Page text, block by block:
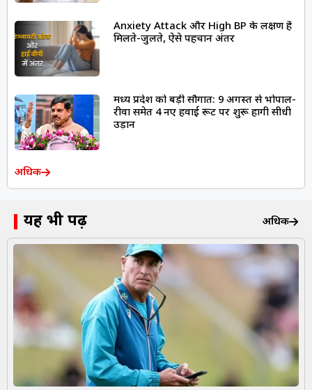
Anxiety Attack और High BP के लक्षण हैं
मिलते-जुलते, ऐसे पहचानें अंतर
मध्य प्रदेश को बड़ी सौगात: 9 अगस्त से भोपाल-
रीवा समेत 4 नए हवाई रूट पर शुरू होंगी सीधी
उड़ानें
अधिक
यह भी पढ़ें अधिक